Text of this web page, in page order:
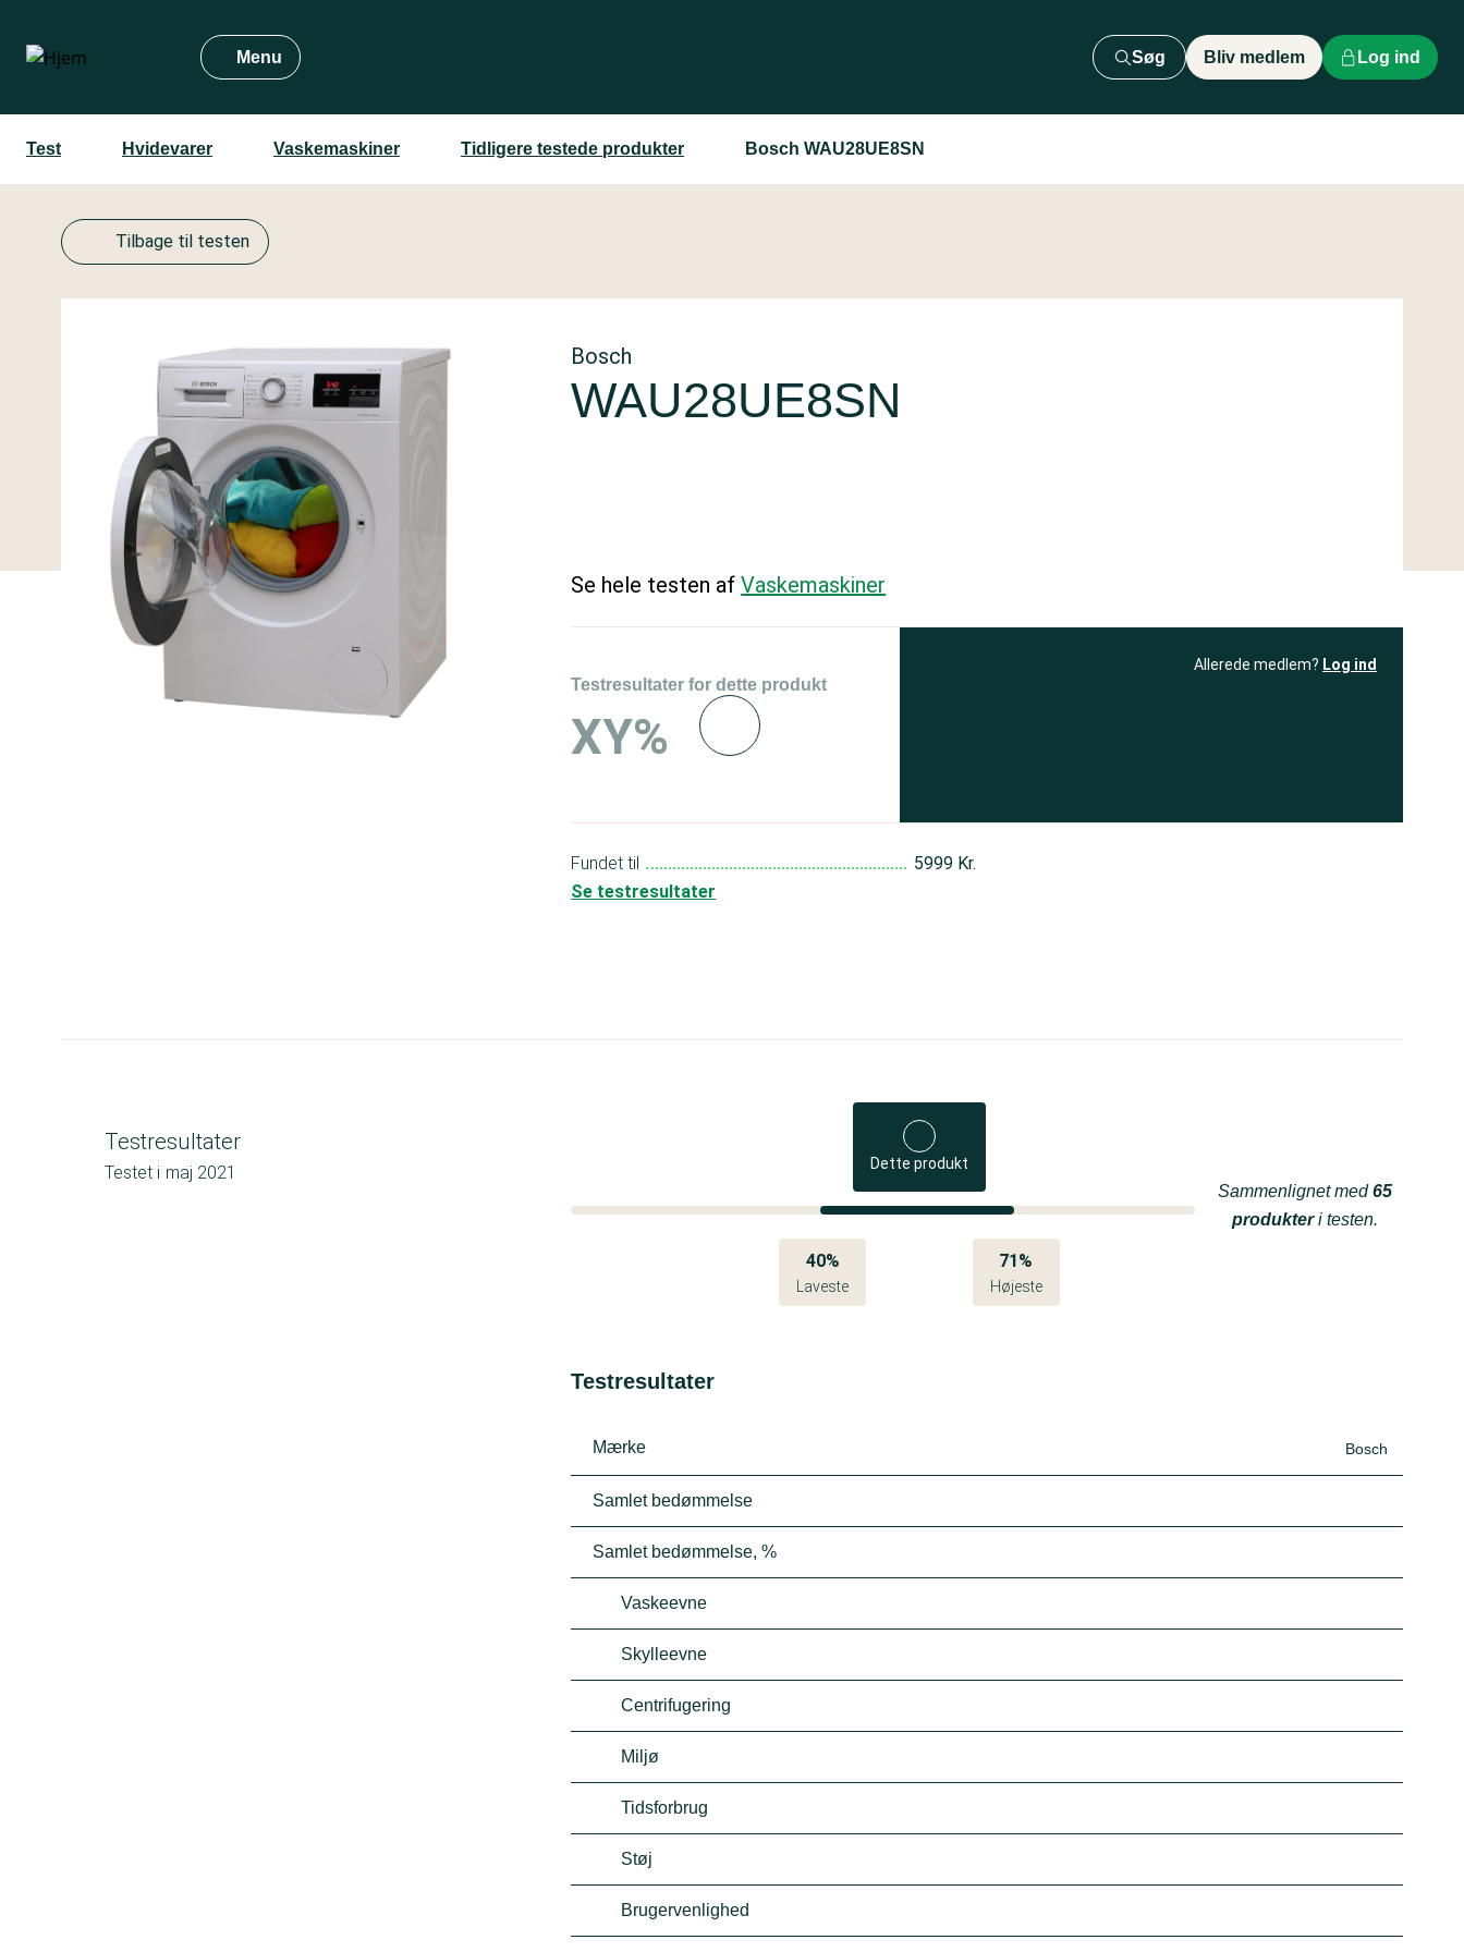
hovedindhold
Menu Søg Bliv medlem Log ind
Test Hvidevarer Vaskemaskiner Tidligere testede produkter Bosch WAU28UE8SN
Tilbage til testen
Bosch
WAU28UE8SN
Se hele testen afVaskemaskiner
Testresultater for dette produkt
XY%
Allerede medlem? Log ind
Fundet til
5999 Kr.
Se testresultater
Testresultater
Testet i maj 2021 Dette produkt
40%
Laveste
71%
Højeste
Sammenlignet med65
produkteri testen.
Testresultater
Mærke Bosch
Samlet bedømmelse
Samlet bedømmelse, %
Vaskeevne
Skylleevne
Centrifugering
Miljø
Tidsforbrug
Støj
Brugervenlighed